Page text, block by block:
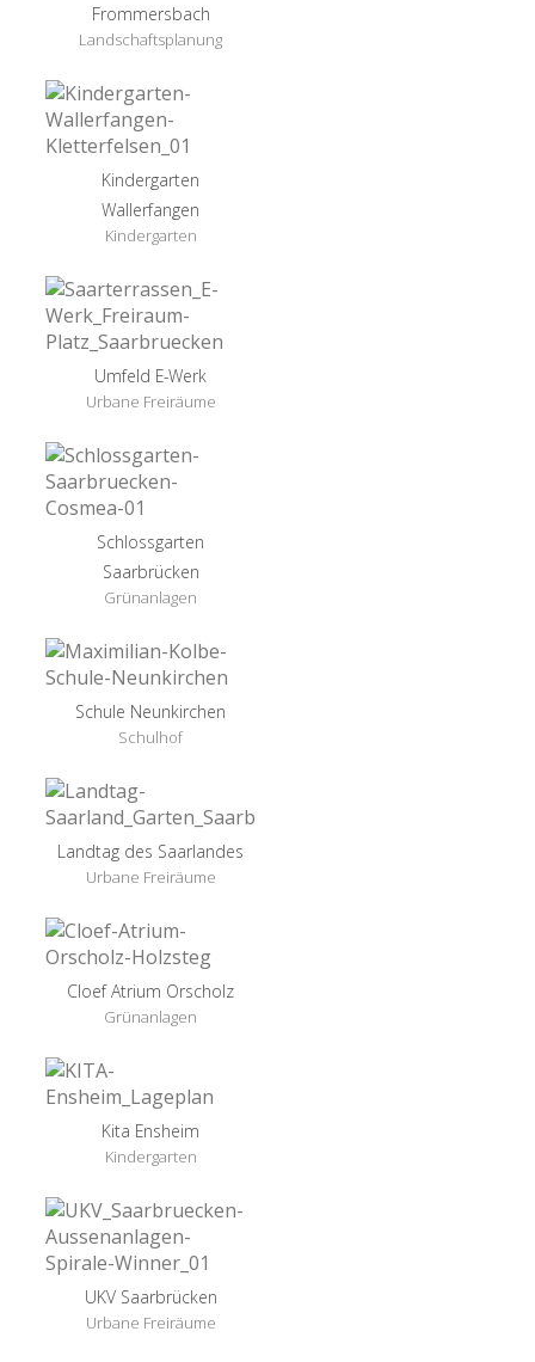
Frommersbach
Landschaftsplanung
Kindergarten
Wallerfangen
Kindergarten
Umfeld E-Werk
Urbane Freiräume
Schlossgarten
Saarbrücken
Grünanlagen
Schule Neunkirchen
Schulhof
Landtag des Saarlandes
Urbane Freiräume
Cloef Atrium Orscholz
Grünanlagen
Kita Ensheim
Kindergarten
UKV Saarbrücken
Urbane Freiräume